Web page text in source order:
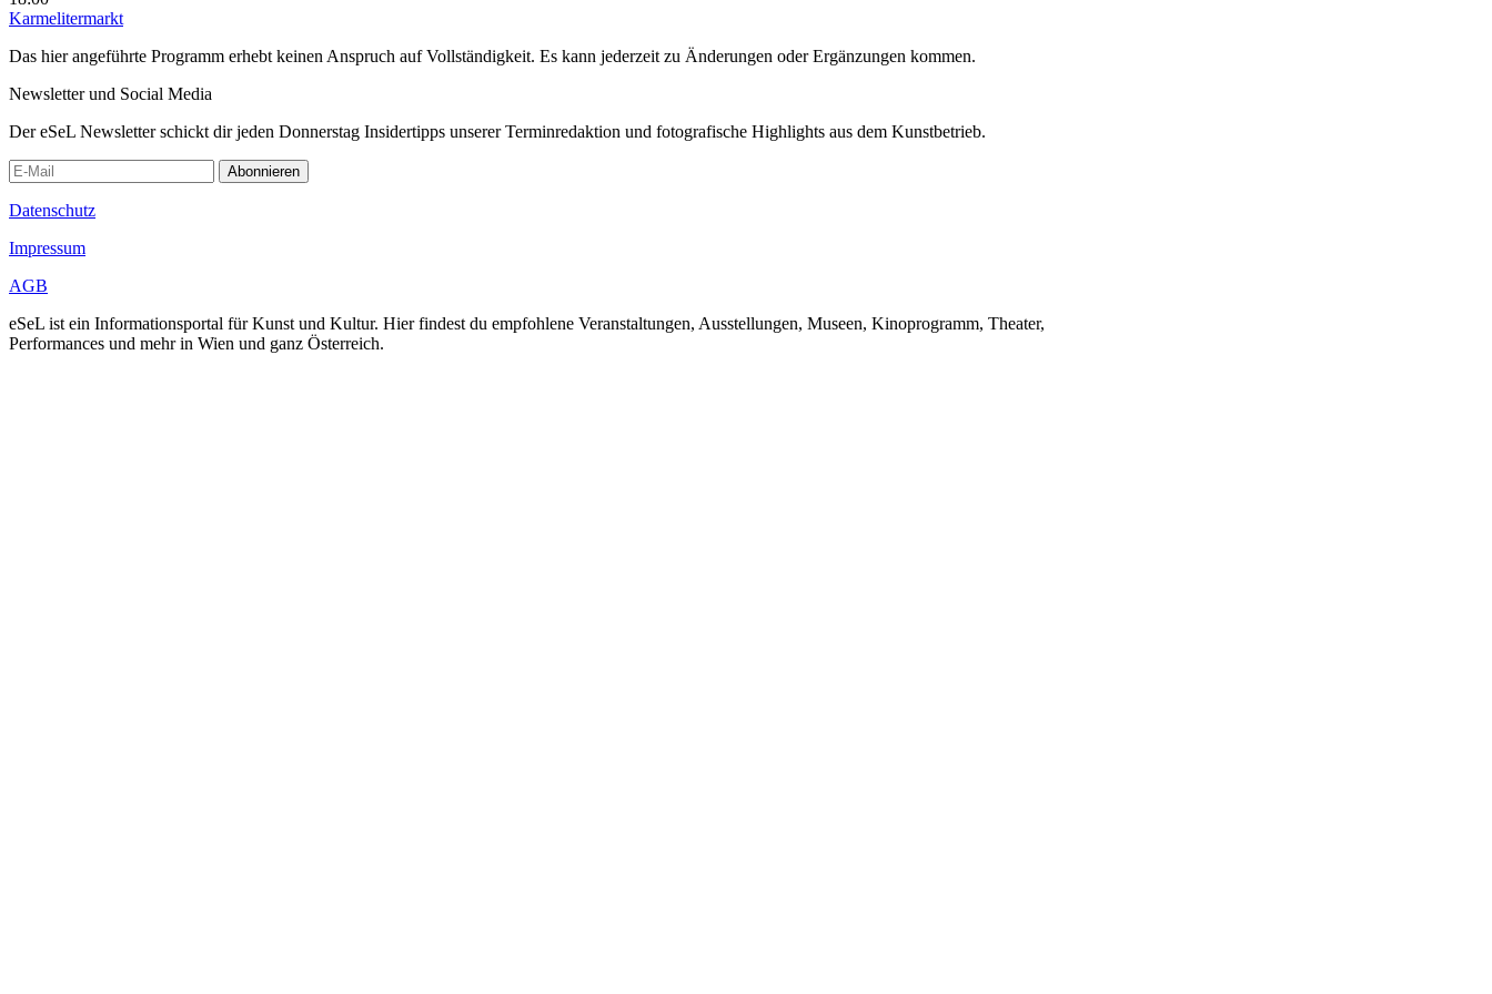
Karmelitermarkt
Das hier angeführte Programm erhebt keinen Anspruch auf Vollständigkeit. Es kann jederzeit zu Änderungen oder Ergänzungen kommen.
Newsletter und Social Media
Der eSeL Newsletter schickt dir jeden Donnerstag Insidertipps unserer Terminredaktion und fotografische Highlights aus dem Kunstbetrieb.
Abonnieren
Datenschutz
Impressum
AGB
eSeL ist ein Informationsportal für Kunst und Kultur. Hier findest du empfohlene Veranstaltungen, Ausstellungen, Museen, Kinoprogramm, Theater,
Performances und mehr in Wien und ganz Österreich.